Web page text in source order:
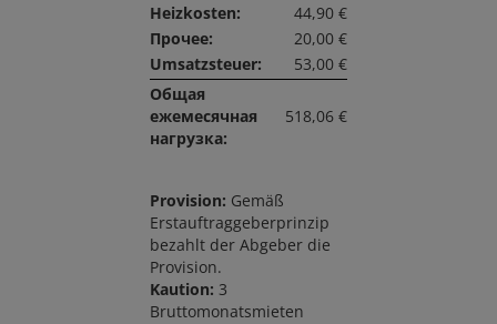
Heizkosten:
44,90 €
Прочее:
20,00 €
Umsatzsteuer:
53,00 €
Общая
ежемесячная
нагрузка:
518,06 €
Provision: Gemäß
Erstauftraggeberprinzip
bezahlt der Abgeber die
Provision.
Kaution: 3
Bruttomonatsmieten